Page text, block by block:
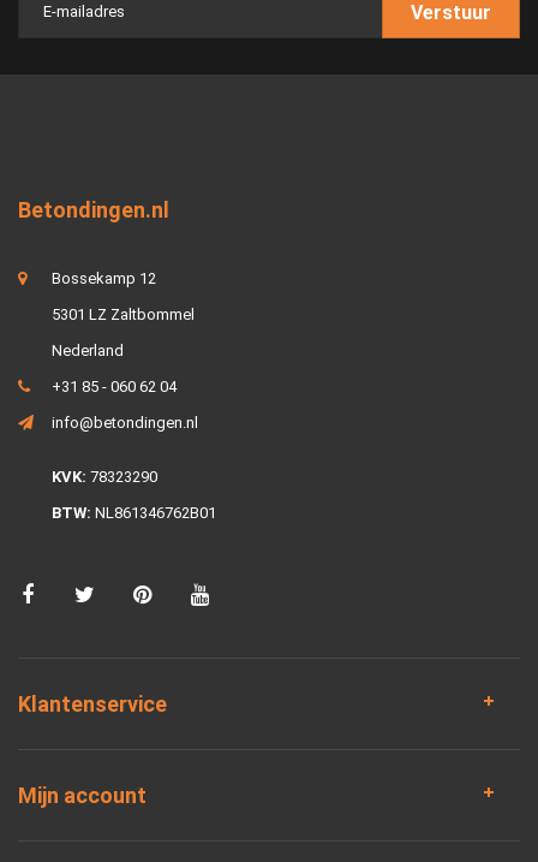
Verstuur
Betondingen.nl
Bossekamp 12
5301 LZ Zaltbommel
Nederland
+31 85 - 060 62 04
info@betondingen.nl
KVK: 78323290
BTW: NL861346762B01
Klantenservice
Mijn account